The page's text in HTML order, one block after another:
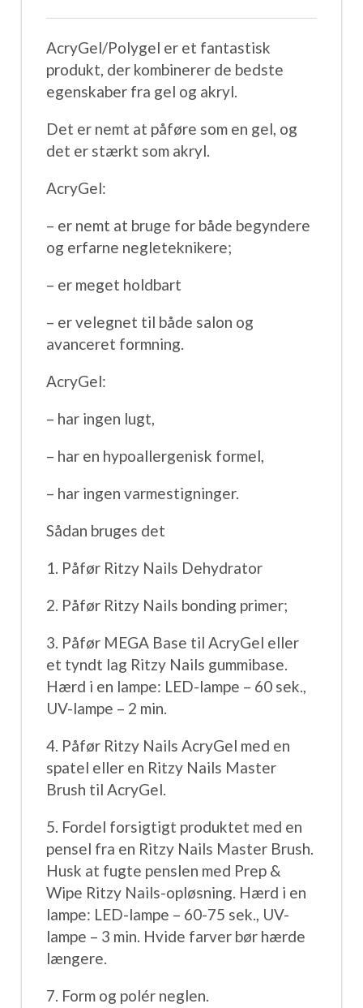
AcryGel/Polygel er et fantastisk
produkt, der kombinerer de bedste
egenskaber fra gel og akryl.
Det er nemt at påføre som en gel, og
det er stærkt som akryl.
AcryGel:
– er nemt at bruge for både begyndere
og erfarne negleteknikere;
– er meget holdbart
– er velegnet til både salon og
avanceret formning.
AcryGel:
– har ingen lugt,
– har en hypoallergenisk formel,
– har ingen varmestigninger.
Sådan bruges det
1. Påfør Ritzy Nails Dehydrator
2. Påfør Ritzy Nails bonding primer;
3. Påfør MEGA Base til AcryGel eller
et tyndt lag Ritzy Nails gummibase.
Hærd i en lampe: LED-lampe – 60 sek.,
UV-lampe – 2 min.
4. Påfør Ritzy Nails AcryGel med en
spatel eller en Ritzy Nails Master
Brush til AcryGel.
5. Fordel forsigtigt produktet med en
pensel fra en Ritzy Nails Master Brush.
Husk at fugte penslen med Prep &
Wipe Ritzy Nails-opløsning. Hærd i en
lampe: LED-lampe – 60-75 sek., UV-
lampe – 3 min. Hvide farver bør hærde
længere.
7. Form og polér neglen.